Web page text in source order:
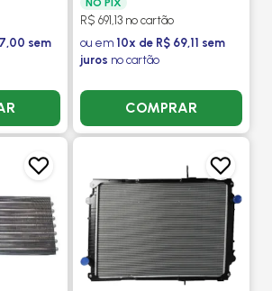
sem
NO PIX
R$ 691,13 no cartão
ou em 10x de R$ 69,11 sem
juros no cartão
COMPRAR